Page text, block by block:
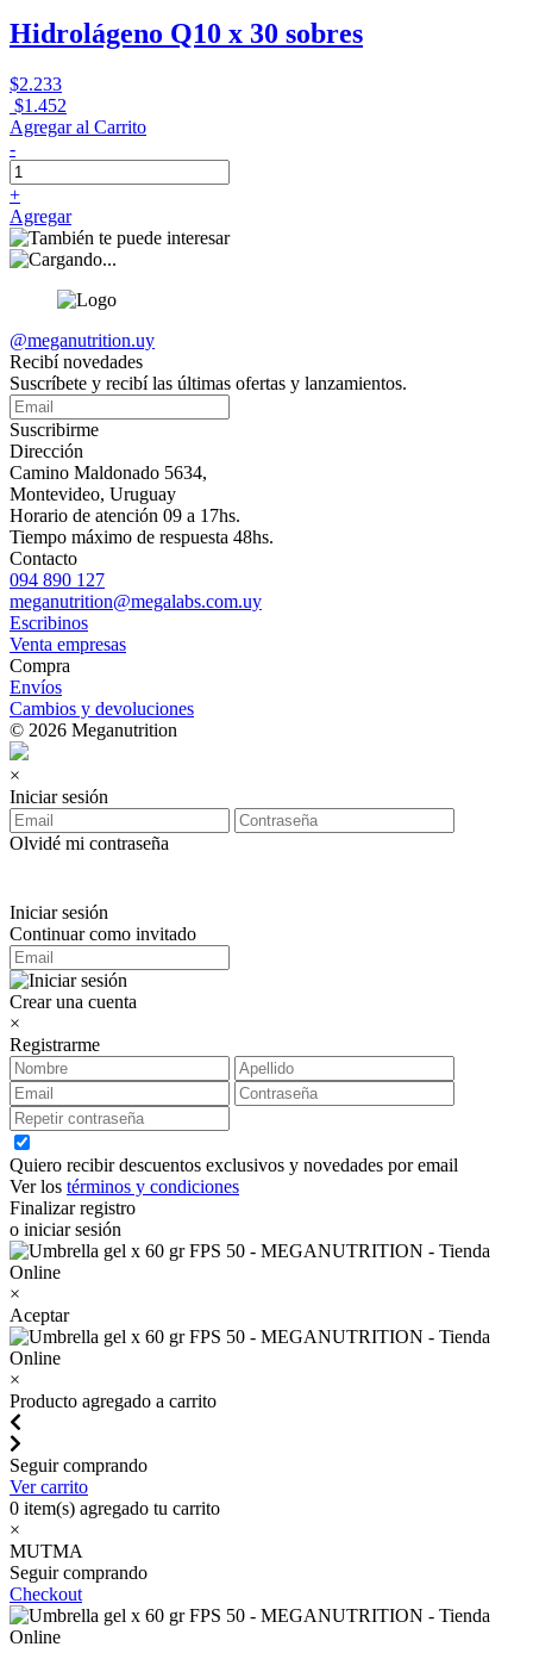
Hidrolágeno Q10 x 30 sobres
$2.233
$1.452
Agregar al Carrito
-
+
Agregar
@meganutrition.uy
Recibí novedades
Suscríbete y recibí las últimas ofertas y lanzamientos.
Suscribirme
Dirección
Camino Maldonado 5634,
Montevideo, Uruguay
Horario de atención 09 a 17hs.
Tiempo máximo de respuesta 48hs.
Contacto
094 890 127
meganutrition@megalabs.com.uy
Escribinos
Venta empresas
Compra
Envíos
Cambios y devoluciones
© 2026 Meganutrition
×
Iniciar sesión
Olvidé mi contraseña
Iniciar sesión
Continuar como invitado
Crear una cuenta
×
Registrarme
Quiero recibir descuentos exclusivos y novedades por email
Ver los términos y condiciones
Finalizar registro
o iniciar sesión
×
Aceptar
×
Producto agregado a carrito
Seguir comprando
Ver carrito
0 item(s) agregado tu carrito
×
MUTMA
Seguir comprando
Checkout